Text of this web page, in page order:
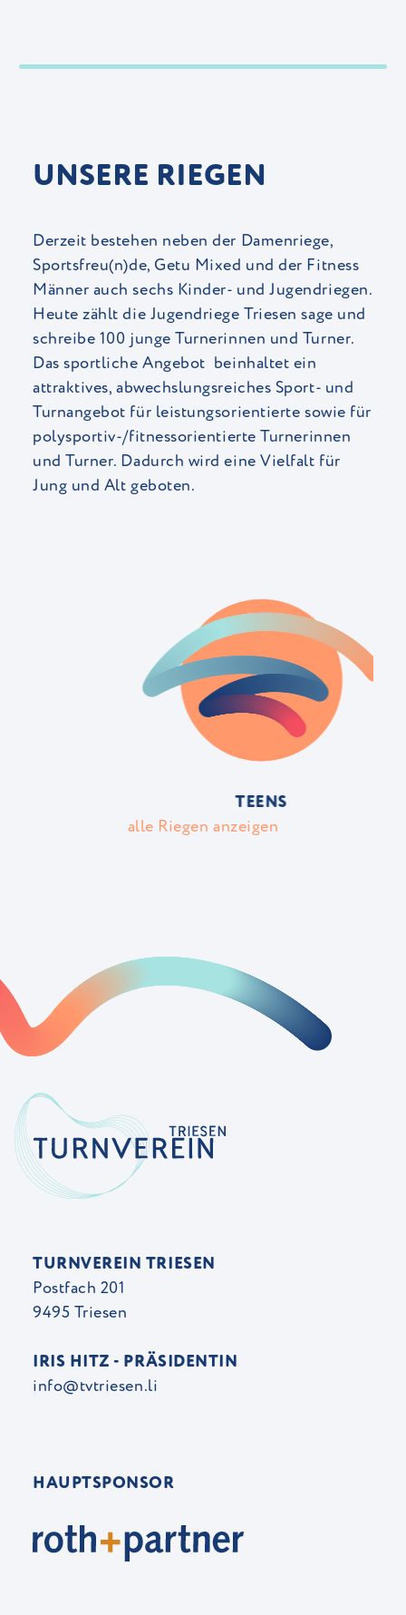
UNSERE RIEGEN
Derzeit bestehen neben der Damenriege,
Sportsfreu(n)de, Getu Mixed und der Fitness
Männer auch sechs Kinder- und Jugendriegen.
Heute zählt die Jugendriege Triesen sage und
schreibe 100 junge Turnerinnen und Turner.
Das sportliche Angebot beinhaltet ein
attraktives, abwechslungsreiches Sport- und
Turnangebot für leistungsorientierte sowie für
polysportiv-/fitnessorientierte Turnerinnen
und Turner. Dadurch wird eine Vielfalt für
Jung und Alt geboten.
alle Riegen anzeigen
TURNVEREIN TRIESEN
Postfach 201
9495 Triesen
IRIS HITZ - PRÄSIDENTIN
info@tvtriesen.li
HAUPTSPONSOR